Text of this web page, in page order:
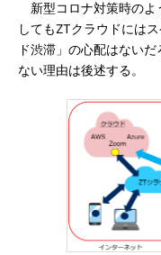
新型コロナ対策時のよ
してもZTクラウドには
ド渋滞」の心配はない
ない理由は後述する。